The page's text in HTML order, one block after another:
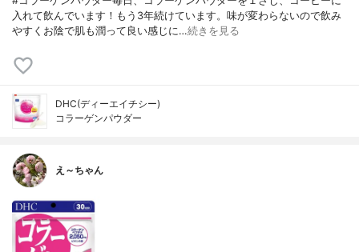
入れて飲んでいます！もう3年続けています。味が変わらないので飲み
やすくお陰で肌も潤って良い感じに…続きを見る
DHC(ディーエイチシー)
コラーゲンパウダー
え～ちゃん